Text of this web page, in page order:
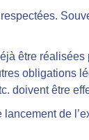
être
obligations
doivent être
lancement de